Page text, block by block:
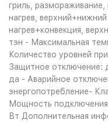
гриль, размораживание,
нагрев,
нагрев+конвекция,
тэн - Максимальная
Количество уровней
Защитное отключение:
да - Аварийное
энергопотребление-
Мощность
Вт Дополнительная